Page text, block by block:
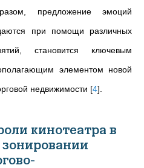
предложение эмоций
при помощи различных
становится ключевым
элементом новой
недвижимости [4]
кинотеатра в